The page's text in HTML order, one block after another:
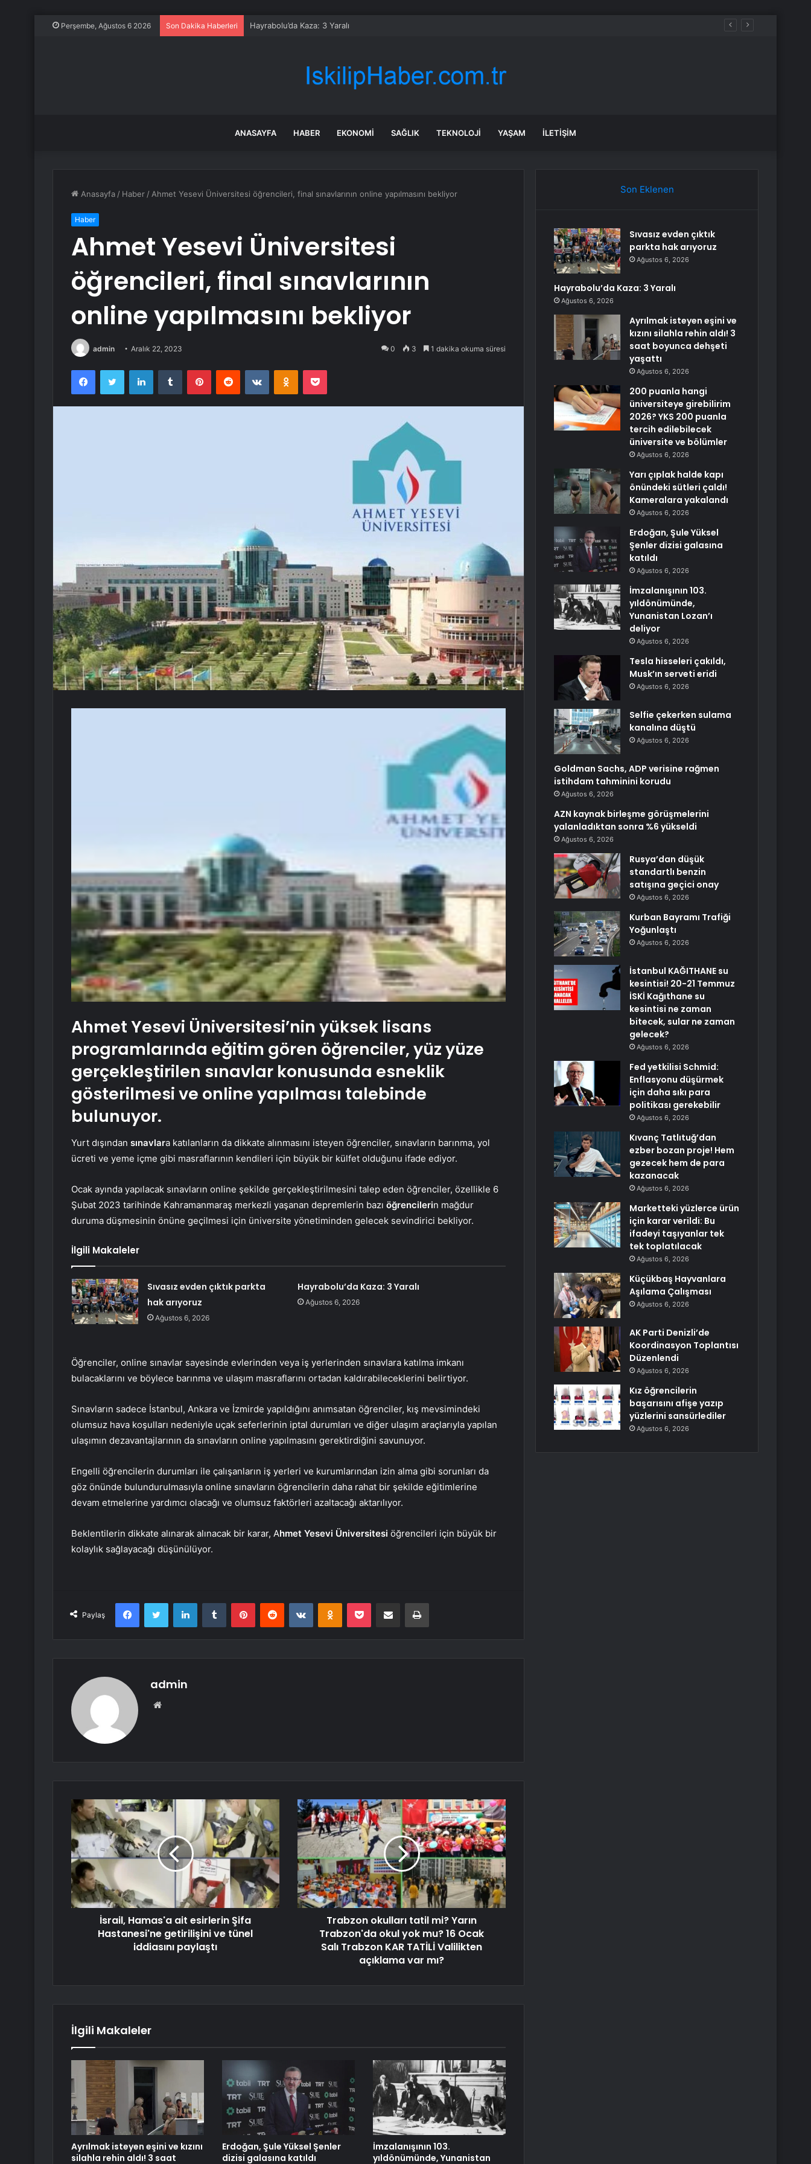
Perşembe, Ağustos 6 2026 Son Dakika Haberleri Hayrabolu’da Kaza: 3 Yaralı
ANASAYFA HABER EKONOMI SAĞLIK TEKNOLOJI YAŞAM İLETIŞIM
Anasayfa / Haber / Ahmet Yesevi Üniversitesi öğrencileri, final sınavlarının online yapılmasını bekliyor
Haber
Ahmet Yesevi Üniversitesi
öğrencileri, final sınavlarının
online yapılmasını bekliyor
admin Aralık 22, 2023 0 3 1 dakika okuma süresi
FacebookTwitter LinkedInTumblr PinterestReddit VKontakteOdnoklassniki
Pocket
Ahmet Yesevi Üniversitesi’nin yüksek lisans
programlarında eğitim gören öğrenciler, yüz yüze
gerçekleştirilen sınavlar konusunda esneklik
gösterilmesi ve online yapılması talebinde
bulunuyor.
Yurt dışından sınavlara katılanların da dikkate alınmasını isteyen öğrenciler, sınavların barınma, yol
ücreti ve yeme içme gibi masraflarının kendileri için büyük bir külfet olduğunu ifade ediyor.
Ocak ayında yapılacak sınavların online şekilde gerçekleştirilmesini talep eden öğrenciler, özellikle 6
Şubat 2023 tarihinde Kahramanmaraş merkezli yaşanan depremlerin bazı öğrencilerin mağdur
duruma düşmesinin önüne geçilmesi için üniversite yönetiminden gelecek sevindirici bekliyor.
İlgili Makaleler
Sıvasız evden çıktık parkta
hak arıyoruz
Ağustos 6, 2026
Hayrabolu’da Kaza: 3 Yaralı
Ağustos 6, 2026
Öğrenciler, online sınavlar sayesinde evlerinden veya iş yerlerinden sınavlara katılma imkanı
bulacaklarını ve böylece barınma ve ulaşım masraflarını ortadan kaldırabileceklerini belirtiyor.
Sınavların sadece İstanbul, Ankara ve İzmirde yapıldığını anımsatan öğrenciler, kış mevsimindeki
olumsuz hava koşulları nedeniyle uçak seferlerinin iptal durumları ve diğer ulaşım araçlarıyla yapılan
ulaşımın dezavantajlarının da sınavların online yapılmasını gerektirdiğini savunuyor.
Engelli öğrencilerin durumları ile çalışanların iş yerleri ve kurumlarından izin alma gibi sorunları da
göz önünde bulundurulmasıyla online sınavların öğrencilerin daha rahat bir şekilde eğitimlerine
devam etmelerine yardımcı olacağı ve olumsuz faktörleri azaltacağı aktarılıyor.
Beklentilerin dikkate alınarak alınacak bir karar, Ahmet Yesevi Üniversitesi öğrencileri için büyük bir
kolaylık sağlayacağı düşünülüyor.
Paylaş
FacebookTwitter LinkedInTumblr PinterestReddit VKontakteOdnoklassniki
Pocket E-Posta ile paylaş Yazdır
admin
Web
İsrail, Hamas'a ait esirlerin Şifa
Hastanesi'ne getirilişini ve tünel
iddiasını paylaştı
Trabzon okulları tatil mi? Yarın
Trabzon'da okul yok mu? 16 Ocak
Salı Trabzon KAR TATİLİ Valilikten
açıklama var mı?
İlgili Makaleler
Ayrılmak isteyen eşini ve kızını
silahla rehin aldı! 3 saat
Erdoğan, Şule Yüksel Şenler
dizisi galasına katıldı
İmzalanışının 103.
yıldönümünde, Yunanistan
Son Eklenen
Sıvasız evden çıktık
parkta hak arıyoruz
Ağustos 6, 2026
Hayrabolu’da Kaza: 3 Yaralı
Ağustos 6, 2026
Ayrılmak isteyen eşini ve
kızını silahla rehin aldı! 3
saat boyunca dehşeti
yaşattı
Ağustos 6, 2026
200 puanla hangi
üniversiteye girebilirim
2026? YKS 200 puanla
tercih edilebilecek
üniversite ve bölümler
Ağustos 6, 2026
Yarı çıplak halde kapı
önündeki sütleri çaldı!
Kameralara yakalandı
Ağustos 6, 2026
Erdoğan, Şule Yüksel
Şenler dizisi galasına
katıldı
Ağustos 6, 2026
İmzalanışının 103.
yıldönümünde,
Yunanistan Lozan’ı
deliyor
Ağustos 6, 2026
Tesla hisseleri çakıldı,
Musk’ın serveti eridi
Ağustos 6, 2026
Selfie çekerken sulama
kanalına düştü
Ağustos 6, 2026
Goldman Sachs, ADP verisine rağmen
istihdam tahminini korudu
Ağustos 6, 2026
AZN kaynak birleşme görüşmelerini
yalanladıktan sonra %6 yükseldi
Ağustos 6, 2026
Rusya’dan düşük
standartlı benzin
satışına geçici onay
Ağustos 6, 2026
Kurban Bayramı Trafiği
Yoğunlaştı
Ağustos 6, 2026
İstanbul KAĞITHANE su
kesintisi! 20-21 Temmuz
İSKİ Kağıthane su
kesintisi ne zaman
bitecek, sular ne zaman
gelecek?
Ağustos 6, 2026
Fed yetkilisi Schmid:
Enflasyonu düşürmek
için daha sıkı para
politikası gerekebilir
Ağustos 6, 2026
Kıvanç Tatlıtuğ’dan
ezber bozan proje! Hem
gezecek hem de para
kazanacak
Ağustos 6, 2026
Marketteki yüzlerce ürün
için karar verildi: Bu
ifadeyi taşıyanlar tek
tek toplatılacak
Ağustos 6, 2026
Küçükbaş Hayvanlara
Aşılama Çalışması
Ağustos 6, 2026
AK Parti Denizli’de
Koordinasyon Toplantısı
Düzenlendi
Ağustos 6, 2026
Kız öğrencilerin
başarısını afişe yazıp
yüzlerini sansürlediler
Ağustos 6, 2026